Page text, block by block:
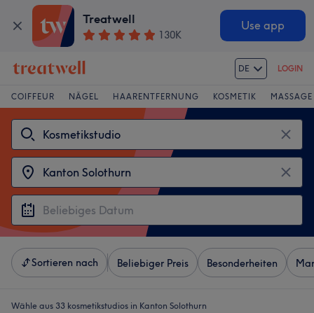
Treatwell
130K
Use app
DE LOGIN
COIFFEUR NÄGEL HAARENTFERNUNG KOSMETIK MASSAGE
Sortieren nach Beliebiger Preis Besonderheiten
Wähle aus 33 kosmetikstudios in Kanton Solothurn